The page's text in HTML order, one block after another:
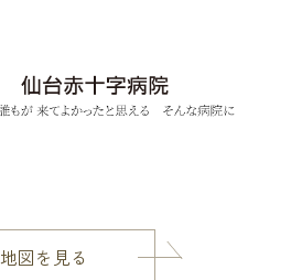
地図を見る